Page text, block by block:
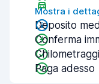
Mostra i
Deposito
Conferma
Paga adesso